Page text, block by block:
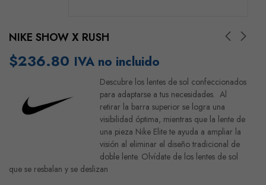
NIKE SHOW X RUSH
$236.80 IVA no incluido
Descubre los lentes de sol confeccionados
para adaptarse a tus necesidades. Al
retirar la barra superior se logra una
visibilidad óptima, mientras que la lente de
una pieza Nike Elite te ayuda a ampliar la
visión al eliminar el diseño tradicional de
doble lente. Olvídate de los lentes de sol
que se resbalan y se deslizan